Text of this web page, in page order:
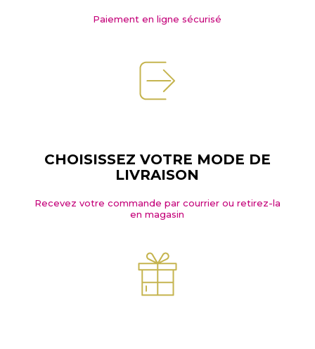
Paiement en ligne sécurisé
CHOISISSEZ VOTRE MODE DE
LIVRAISON
Recevez votre commande par courrier ou retirez-la
en magasin